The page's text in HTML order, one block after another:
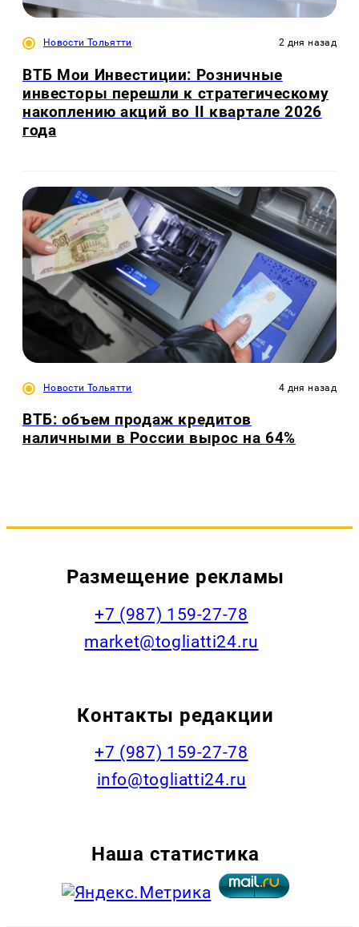
Новости Тольятти 2 дня назад
ВТБ Мои Инвестиции: Розничные
инвесторы перешли к стратегическому
накоплению акций во II квартале 2026
года
Новости Тольятти 4 дня назад
ВТБ: объем продаж кредитов
наличными в России вырос на 64%
Размещение рекламы
+7 (987) 159-27-78
market@togliatti24.ru
Контакты редакции
+7 (987) 159-27-78
info@togliatti24.ru
Наша статистика